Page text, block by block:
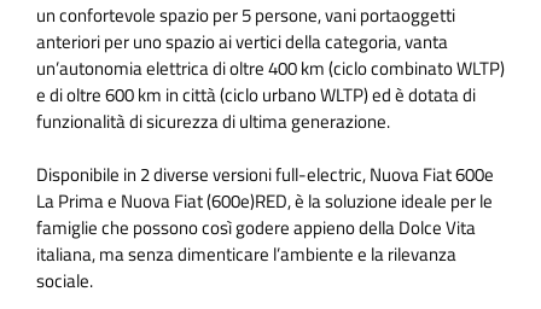
un confortevole spazio per 5 persone, vani portaoggetti
anteriori per uno spazio ai vertici della categoria, vanta
un’autonomia elettrica di oltre 400 km (ciclo combinato WLTP)
e di oltre 600 km in città (ciclo urbano WLTP) ed è dotata di
funzionalità di sicurezza di ultima generazione.
Disponibile in 2 diverse versioni full-electric, Nuova Fiat 600e
La Prima e Nuova Fiat (600e)RED, è la soluzione ideale per le
famiglie che possono così godere appieno della Dolce Vita
italiana, ma senza dimenticare l’ambiente e la rilevanza
sociale.